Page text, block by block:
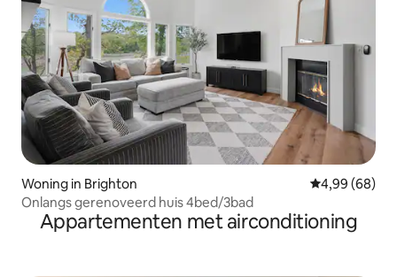
Woning in Brighton Gemiddelde
4,99 (68)
Onlangs gerenoveerd huis 4bed/3bad
Appartementen met airconditioning